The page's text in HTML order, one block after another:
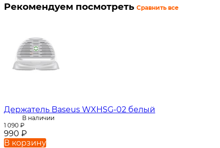
Рекомендуем посмотреть Сравнить все
Держатель Baseus WXHSG-02 белый
В наличии
1 090 ₽
990 ₽
В корзину